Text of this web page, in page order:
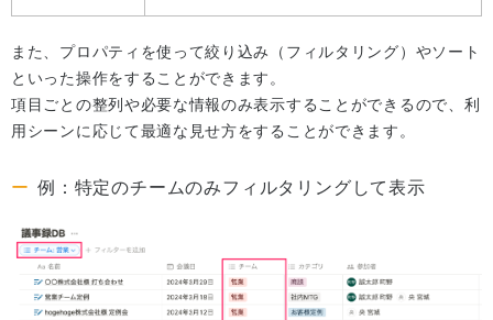
また、プロパティを使って絞り込み（フィルタリング）やソート
といった操作をすることができます。
項目ごとの整列や必要な情報のみ表示することができるので、利
用シーンに応じて最適な見せ方をすることができます。
例：特定のチームのみフィルタリングして表示